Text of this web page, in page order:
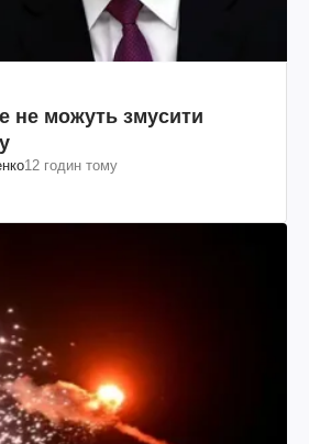
можуть змусити
12 годин тому